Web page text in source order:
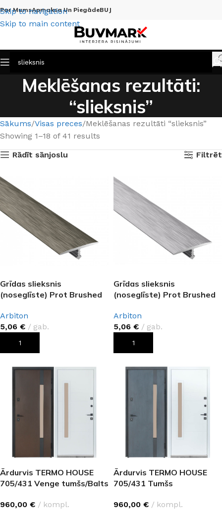
Skip to navigation
Skip to main content
Par MumsApmaksa Un PiegādeBUJ
Meklēšanas rezultāti:
“slieksnis”
Sākums Visas preces Meklēšanas rezultāti “slieksnis”
Showing 1–18 of 41 results
Rādīt sānjoslu
Filtrēt
Grīdas slieksnis
(noseglīste) Prot Brushed
Arbiton
5,06 € gab.
PIEVIENOT GROZAM
Grīdas slieksnis
(noseglīste) Prot Brushed
Arbiton
5,06 € gab.
PIEVIENOT GROZAM
Ārdurvis TERMO HOUSE
705/431 Venge tumšs/Balts
960,00 € kompl.
Ārdurvis TERMO HOUSE
705/431 Tumšs
960,00 € kompl.